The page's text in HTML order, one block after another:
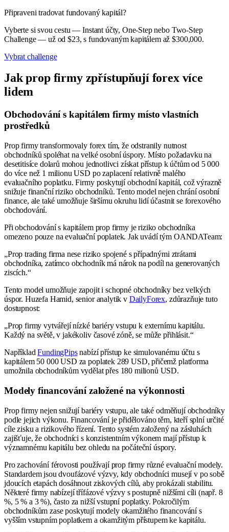
Připraveni tradovat fundovaný kapitál?
Vyberte si svou cestu — Instant účty, One-Step nebo Two-Step
Challenge — už od $23, s fundovaným kapitálem až $300,000.
Vybrat challenge
Jak prop firmy zpřístupňují forex více
lidem
Obchodování s kapitálem firmy místo vlastních
prostředků
Prop firmy transformovaly forex tím, že odstranily nutnost
obchodníků spoléhat na velké osobní úspory. Místo požadavku na
desetitisíce dolarů mohou jednotlivci získat přístup k účtům od 5 000
do více než 1 milionu USD po zaplacení relativně malého
evaluačního poplatku. Firmy poskytují obchodní kapitál, což výrazně
snižuje finanční riziko obchodníků. Tento model nejen chrání osobní
finance, ale také umožňuje širšímu okruhu lidí účastnit se forexového
obchodování.
Při obchodování s kapitálem prop firmy je riziko obchodníka
omezeno pouze na evaluační poplatek. Jak uvádí tým OANDATeam:
„Prop trading firma nese riziko spojené s případnými ztrátami
obchodníka, zatímco obchodník má nárok na podíl na generovaných
ziscích.“
Tento model umožňuje zapojit i schopné obchodníky bez velkých
úspor. Huzefa Hamid, senior analytik v DailyForex, zdůrazňuje tuto
dostupnost:
„Prop firmy vytvářejí nízké bariéry vstupu k externímu kapitálu.
Každý na světě, v jakékoliv časové zóně, se může přihlásit.“
NapříkladFundingPipsnabízí přístup ke simulovanému účtu s
kapitálem 50 000 USD za poplatek 289 USD, přičemž platforma
umožnila obchodníkům vydělat přes 180 milionů USD.
Modely financování založené na výkonnosti
Prop firmy nejen snižují bariéry vstupu, ale také odměňují obchodníky
podle jejich výkonu. Financování je přidělováno těm, kteří splní určité
cíle zisku a rizikového řízení. Tento systém založený na zásluhách
zajišťuje, že obchodníci s konzistentním výkonem mají přístup k
významnému kapitálu bez ohledu na počáteční úspory.
Pro zachování férovosti používají prop firmy různé evaluační modely.
Standardem jsou dvoufázové výzvy, kdy obchodníci musejí v po sobě
jdoucích etapách dosáhnout ziskových cílů, aby prokázali stabilitu.
Některé firmy nabízejí třífázové výzvy s postupně nižšími cíli (např. 8
%, 5 % a 3 %), často za nižší vstupní poplatky. Pokročilým
obchodníkům zase poskytují modely okamžitého financování s
vyšším vstupním poplatkem a okamžitým přístupem ke kapitálu.